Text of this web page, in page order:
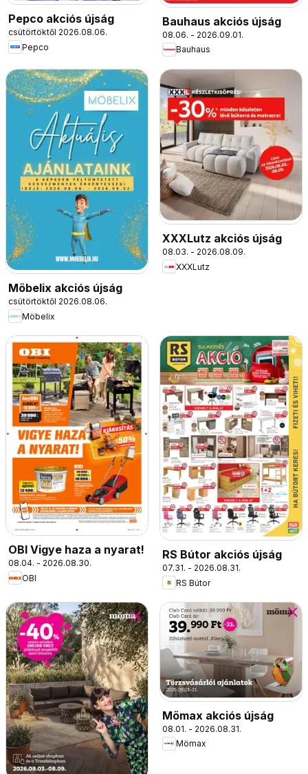
Pepco akciós újság
csütörtöktől 2026.08.06.
Pepco
Bauhaus akciós újság
08.06. - 2026.09.01.
Bauhaus
Möbelix akciós újság
csütörtöktől 2026.08.06.
Möbelix
XXXLutz akciós újság
08.03. - 2026.08.09.
XXXLutz
OBI Vigye haza a nyarat!
08.04. - 2026.08.30.
OBI
RS Bútor akciós újság
07.31. - 2026.08.31.
RS Bútor
Mömax akciós újság
08.01. - 2026.08.31.
Mömax